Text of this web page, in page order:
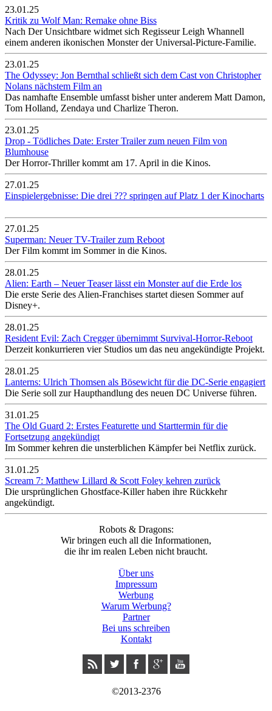
23.01.25
Kritik zu Wolf Man: Remake ohne Biss
Nach Der Unsichtbare widmet sich Regisseur Leigh Whannell
einem anderen ikonischen Monster der Universal-Picture-Familie.
23.01.25
The Odyssey: Jon Bernthal schließt sich dem Cast von Christopher
Nolans nächstem Film an
Das namhafte Ensemble umfasst bisher unter anderem Matt Damon,
Tom Holland, Zendaya und Charlize Theron.
23.01.25
Drop - Tödliches Date: Erster Trailer zum neuen Film von
Blumhouse
Der Horror-Thriller kommt am 17. April in die Kinos.
27.01.25
Einspielergebnisse: Die drei ??? springen auf Platz 1 der Kinocharts
27.01.25
Superman: Neuer TV-Trailer zum Reboot
Der Film kommt im Sommer in die Kinos.
28.01.25
Alien: Earth – Neuer Teaser lässt ein Monster auf die Erde los
Die erste Serie des Alien-Franchises startet diesen Sommer auf
Disney+.
28.01.25
Resident Evil: Zach Cregger übernimmt Survival-Horror-Reboot
Derzeit konkurrieren vier Studios um das neu angekündigte Projekt.
28.01.25
Lanterns: Ulrich Thomsen als Bösewicht für die DC-Serie engagiert
Die Serie soll zur Haupthandlung des neuen DC Universe führen.
31.01.25
The Old Guard 2: Erstes Featurette und Starttermin für die
Fortsetzung angekündigt
Im Sommer kehren die unsterblichen Kämpfer bei Netflix zurück.
31.01.25
Scream 7: Matthew Lillard & Scott Foley kehren zurück
Die ursprünglichen Ghostface-Killer haben ihre Rückkehr
angekündigt.
Robots & Dragons:
Wir bringen euch all die Informationen,
die ihr im realen Leben nicht braucht.
Über uns
Impressum
Werbung
Warum Werbung?
Partner
Bei uns schreiben
Kontakt
©2013-2376